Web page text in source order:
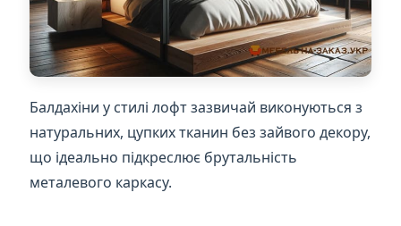
Балдахіни у стилі лофт зазвичай виконуються з
натуральних, цупких тканин без зайвого декору,
що ідеально підкреслює брутальність
металевого каркасу.